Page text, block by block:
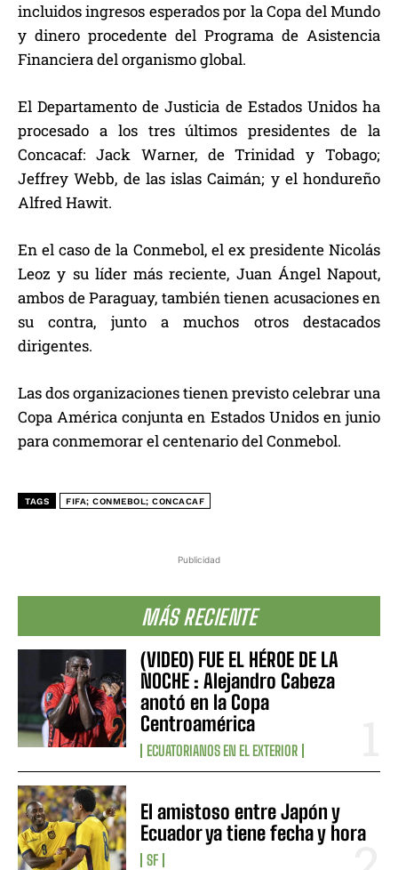
Publicidad
MÁS RECIENTE
(VIDEO) FUE EL HÉROE DE LA
NOCHE : Alejandro Cabeza
anotó en la Copa
Centroamérica
ECUATORIANOS EN EL EXTERIOR
El amistoso entre Japón y
Ecuador ya tiene fecha y hora
SF
incluidos ingresos esperados por la Copa del Mundo
y dinero procedente del Programa de Asistencia
Financiera del organismo global.
El Departamento de Justicia de Estados Unidos ha
procesado a los tres últimos presidentes de la
Concacaf: Jack Warner, de Trinidad y Tobago;
Jeffrey Webb, de las islas Caimán; y el hondureño
Alfred Hawit.
En el caso de la Conmebol, el ex presidente Nicolás
Leoz y su líder más reciente, Juan Ángel Napout,
ambos de Paraguay, también tienen acusaciones en
su contra, junto a muchos otros destacados
dirigentes.
Las dos organizaciones tienen previsto celebrar una
Copa América conjunta en Estados Unidos en junio
para conmemorar el centenario del Conmebol.
TAGS FIFA; CONMEBOL; CONCACAF